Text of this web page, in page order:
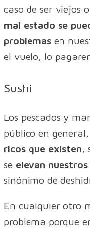
caso de ser viejos
mal estado se
problemas en
el vuelo, lo
Sushi
Los pescados y
público en
ricos que existen,
se elevan
sinónimo de
En cualquier otro
problema porque